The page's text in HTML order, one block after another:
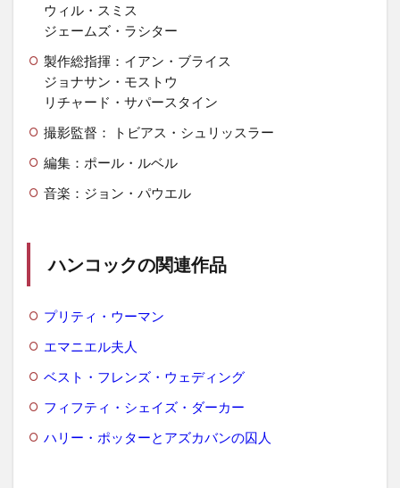
ウィル・スミス
ジェームズ・ラシター
製作総指揮：イアン・ブライス
ジョナサン・モストウ
リチャード・サパースタイン
撮影監督： トビアス・シュリッスラー
編集：ポール・ルベル
音楽：ジョン・パウエル
ハンコックの関連作品
プリティ・ウーマン
エマニエル夫人
ベスト・フレンズ・ウェディング
フィフティ・シェイズ・ダーカー
ハリー・ポッターとアズカバンの囚人